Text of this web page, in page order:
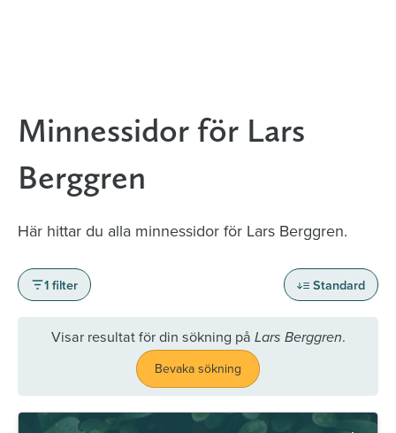
Minnessidor för Lars
Berggren
Här hittar du alla minnessidor för Lars Berggren.
1 filter Standard
Visar resultat för din sökning på Lars Berggren.
Bevaka sökning